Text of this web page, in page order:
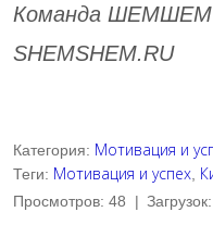
Команда ШЕМШЕМ
SHEMSHEM.RU
Категория: Мотивация и
Теги: Мотивация и успех
Просмотров: 48 | Загрузок: